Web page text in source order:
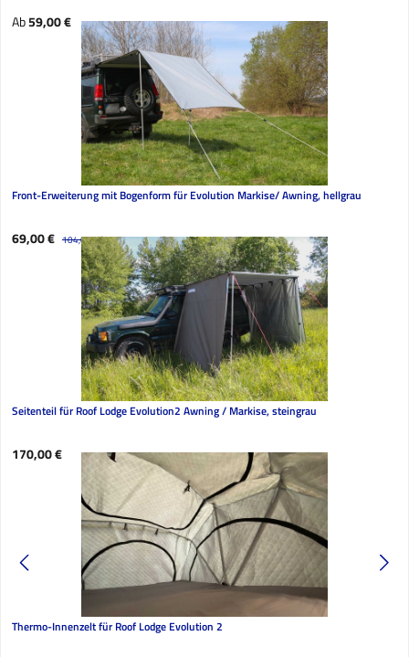
Regulärer Preis:
Ab59,00 €
Front-Erweiterung mit Bogenform für Evolution Markise/ Awning, hellgrau
Verkaufspreis:
69,00 € Regulärer Preis:
104,00 €(33.65% gespart)
Seitenteil für Roof Lodge Evolution2 Awning / Markise, steingrau
Regulärer Preis:
170,00 €
Thermo-Innenzelt für Roof Lodge Evolution 2